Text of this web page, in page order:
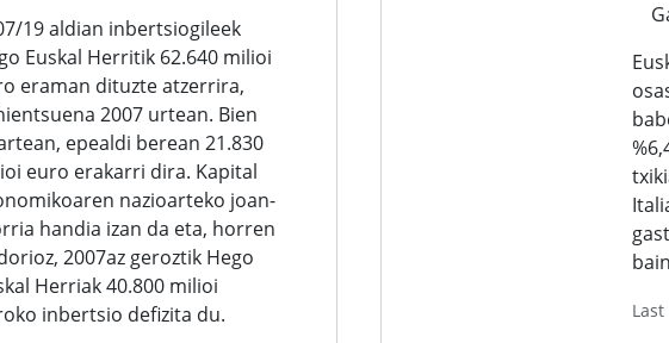
19 aldian inbertsiogileek
Euskal Herritik 62.640 milioi
eraman dituzte atzerrira,
2007 urtean. Bien
epealdi berean 21.830
euro erakarri dira. Kapital
nazioarteko joan-
handia izan da eta, horren
2007az geroztik Hego
Herriak 40.800 milioi
inbertsio defizita du.